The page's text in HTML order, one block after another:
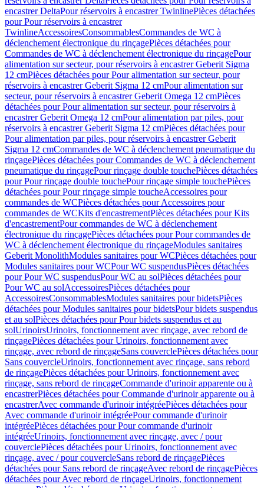
encastrer DeltaPour réservoirs à encastrer TwinlinePièces détachées
pour Pour réservoirs à encastrer
TwinlineAccessoiresConsommablesCommandes de WC à
déclenchement électronique du rinçagePièces détachées pour
Commandes de WC à déclenchement électronique du rinçagePour
alimentation sur secteur, pour réservoirs à encastrer Geberit Sigma
12 cmPièces détachées pour Pour alimentation sur secteur, pour
réservoirs à encastrer Geberit Sigma 12 cmPour alimentation sur
secteur, pour réservoirs à encastrer Geberit Omega 12 cmPièces
détachées pour Pour alimentation sur secteur, pour réservoirs à
encastrer Geberit Omega 12 cmPour alimentation par piles, pour
réservoirs à encastrer Geberit Sigma 12 cmPièces détachées pour
Pour alimentation par piles, pour réservoirs à encastrer Geberit
Sigma 12 cmCommandes de WC à déclenchement pneumatique du
rinçagePièces détachées pour Commandes de WC à déclenchement
pneumatique du rinçagePour rinçage double touchePièces détachées
pour Pour rinçage double touchePour rinçage simple touchePièces
détachées pour Pour rinçage simple toucheAccessoires pour
commandes de WCPièces détachées pour Accessoires pour
commandes de WCKits d'encastrementPièces détachées pour Kits
d'encastrementPour commandes de WC à déclenchement
électronique du rinçagePièces détachées pour Pour commandes de
WC à déclenchement électronique du rinçageModules sanitaires
Geberit MonolithModules sanitaires pour WCPièces détachées pour
Modules sanitaires pour WCPour WC suspendusPièces détachées
pour Pour WC suspendusPour WC au solPièces détachées pour
Pour WC au solAccessoiresPièces détachées pour
AccessoiresConsommablesModules sanitaires pour bidetsPièces
détachées pour Modules sanitaires pour bidetsPour bidets suspendus
et au solPièces détachées pour Pour bidets suspendus et au
solUrinoirsUrinoirs, fonctionnement avec rinçage, avec rebord de
rinçagePièces détachées pour Urinoirs, fonctionnement avec
rinçage, avec rebord de rinçageSans couverclePièces détachées pour
Sans couvercleUrinoirs, fonctionnement avec rinçage, sans rebord
de rinçagePièces détachées pour Urinoirs, fonctionnement avec
rinçage, sans rebord de rinçageCommande d'urinoir apparente ou à
encastrerPièces détachées pour Commande d'urinoir apparente ou à
encastrerAvec commande d'urinoir intégréePièces détachées pour
Avec commande d'urinoir intégréePour commande d'urinoir
intégréePièces détachées pour Pour commande d'urinoir
intégréeUrinoirs, fonctionnement avec rinçage, avec / pour
couverclePièces détachées pour Urinoirs, fonctionnement avec
rinçage, avec / pour couvercleSans rebord de rinçagePièces
détachées pour Sans rebord de rinçageAvec rebord de rinçagePièces
détachées pour Avec rebord de rinçageUrinoirs, fonctionnement